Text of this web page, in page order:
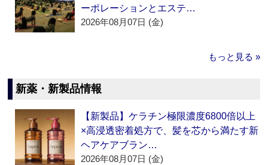
ーポレーションとエステ…
2026年08月07日 (金)
もっと見る »
新薬・新製品情報
【新製品】ケラチン極限濃度6800倍以上
×高浸透密着処方で、髪を芯から満たす新
ヘアケアブラン…
2026年08月07日 (金)